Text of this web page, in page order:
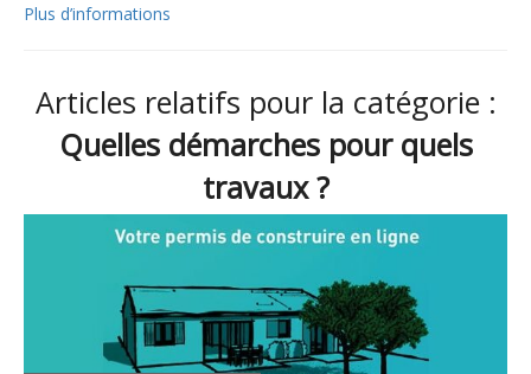
Plus d’informations
Articles relatifs pour la catégorie :
Quelles démarches pour quels
travaux ?